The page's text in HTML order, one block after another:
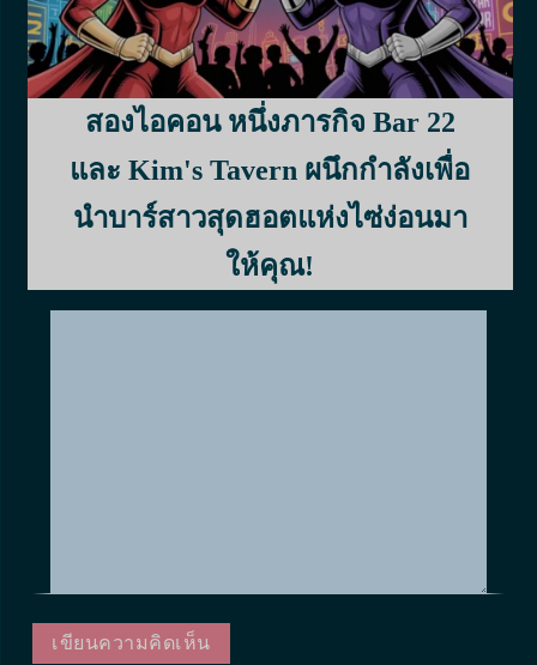
ชื่อ *
สองไอคอน หนึ่งภารกิจ Bar 22
และ Kim's Tavern ผนึกกำลังเพื่อ
นำบาร์สาวสุดฮอตแห่งไซ่ง่อนมา
ให้คุณ!